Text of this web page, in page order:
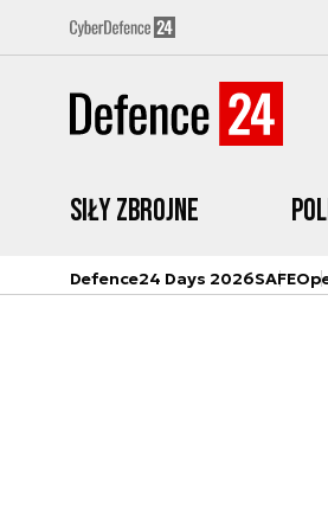
Siły zbrojne
Defence24 Days 2026SAFE